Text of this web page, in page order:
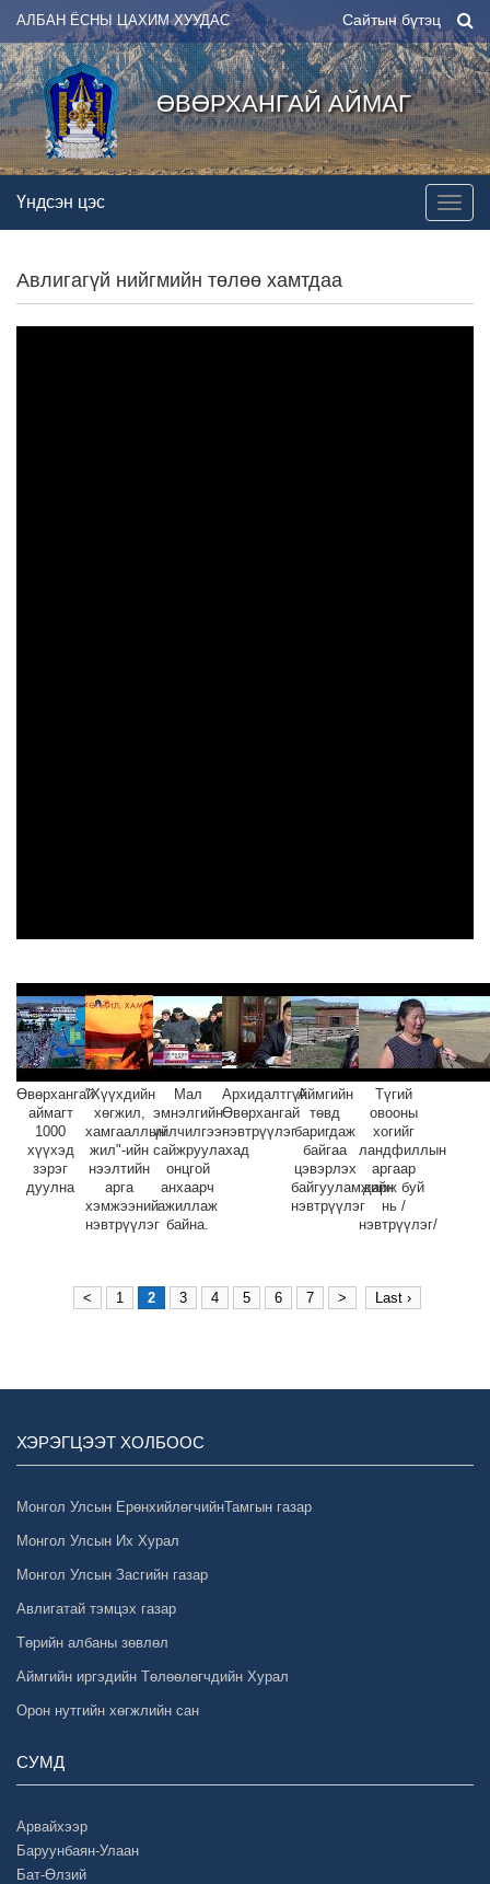
АЛБАН ЁСНЫ ЦАХИМ ХУУДАС Сайтын бүтэц
ӨВӨРХАНГАЙ АЙМАГ
Үндсэн цэс
Авлигагүй нийгмийн төлөө хамтдаа
Өвөрхангай
аймагт
1000
хүүхэд
зэрэг
дуулна
"Хүүхдийн
хөгжил,
хамгааллын
жил"-ийн
нээлтийн
арга
хэмжээний
нэвтрүүлэг
Мал
эмнэлгийн
үйлчилгээг
сайжруулахад
онцгой
анхаарч
ажиллаж
байна.
Архидалтгүй
Өвөрхангай
нэвтрүүлэг
Аймгийн
төвд
баригдаж
байгаа
цэвэрлэх
байгууламжийн
нэвтрүүлэг
Түгий
овооны
хогийг
ландфиллын
аргаар
дарж буй
нь /
нэвтрүүлэг/
< 1 2 3 4 5 6 7 > Last ›
ХЭРЭГЦЭЭТ ХОЛБООС
Монгол Улсын ЕрөнхийлөгчийнТамгын газар
Монгол Улсын Их Хурал
Монгол Улсын Засгийн газар
Авлигатай тэмцэх газар
Төрийн албаны зөвлөл
Аймгийн иргэдийн Төлөөлөгчдийн Хурал
Орон нутгийн хөгжлийн сан
СУМД
Арвайхээр
Баруунбаян-Улаан
Бат-Өлзий